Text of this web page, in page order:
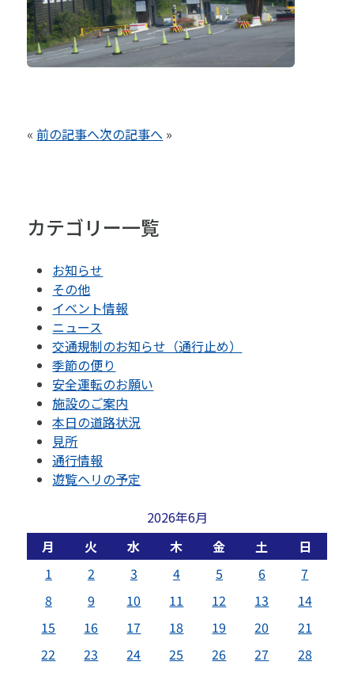
«前の記事へ次の記事へ »
カテゴリー一覧
お知らせ
その他
イベント情報
ニュース
交通規制のお知らせ（通行止め）
季節の便り
安全運転のお願い
施設のご案内
本日の道路状況
見所
通行情報
遊覧ヘリの予定
2026年6月
月
火 水 木 金 土
日
1
2 3 4 5 6
7
8
9 10 11 12 13
14
15
16 17 18 19 20
21
22
23 24 25 26 27
28